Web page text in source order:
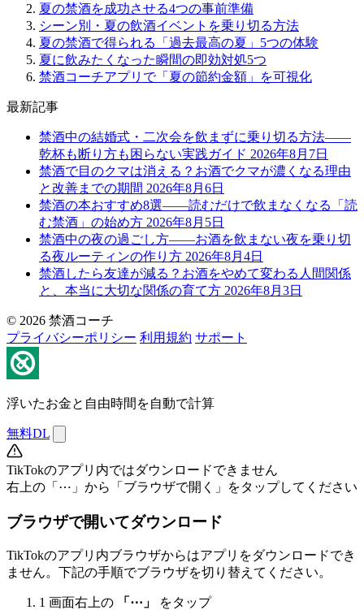
夏の禁酒を成功させる4つの事前準備
シーン別・夏の飲酒イベントを乗り切る方法
夏の禁酒で得られる「過去最高の夏」5つの体験
夏に飲みたくなった瞬間の即効対処5つ
禁酒コーチアプリで「夏の節約金額」を可視化
最新記事
禁酒中の結婚式・二次会を飲まずに乗り切る方法——
乾杯も断り方も困らない実践ガイド 2026年8月7日
禁酒で目のクマは消える？お酒でクマが濃くなる理由
と改善までの期間 2026年8月6日
禁酒の本おすすめ8選——読むだけで飲まなくなる「読
む禁酒」の始め方 2026年8月5日
禁酒中の夜の過ごし方——お酒を飲まない夜を乗り切
る夜ルーティンの作り方 2026年8月4日
禁酒したら友達が減る？お酒をやめて変わる人間関係
と、本当に大切な関係の育て方 2026年8月3日
© 2026 禁酒コーチ
プライバシーポリシー 利用規約 サポート
浮いたお金と自由時間を自動で計算
無料DL
TikTokのアプリ内ではダウンロードできません
右上の「⋯」から「ブラウザで開く」をタップしてください
ブラウザで開いてダウンロード
TikTokのアプリ内ブラウザからはアプリをダウンロードでき
ません。下記の手順でブラウザを切り替えてください。
1 画面右上の 「⋯」 をタップ